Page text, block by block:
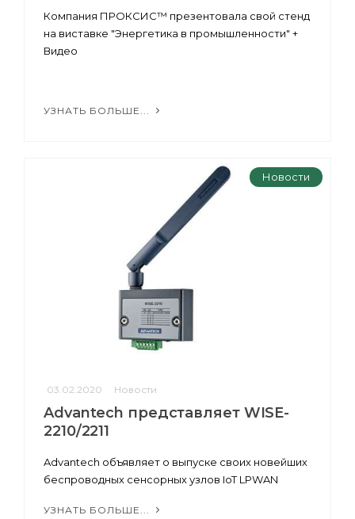
Компания ПРОКСИС™ презентовала свой стенд
на виставке "Энергетика в промышленности" +
Видео
УЗНАТЬ БОЛЬШЕ...
Новости
03.02.2020 Новости
Advantech представляет WISE-
2210/2211
Advantech объявляет о выпуске своих новейших
беспроводных сенсорных узлов IoT LPWAN
УЗНАТЬ БОЛЬШЕ...